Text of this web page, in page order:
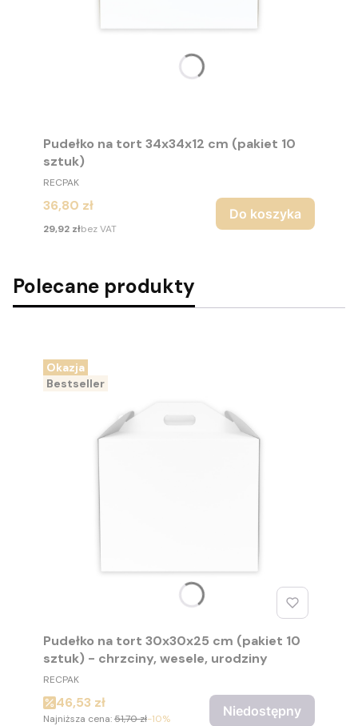
Pudełko na tort 34x34x12 cm (pakiet 10
sztuk)
PRODUCENT
RECPAK
Cena
36,80 zł
Cena
29,92 złbez VAT
Do koszyka
Polecane produkty
Okazja
Bestseller
Pudełko na tort 30x30x25 cm (pakiet 10
sztuk) - chrzciny, wesele, urodziny
PRODUCENT
RECPAK
Cena promocyjna
46,53 zł
Najniższa cena:51,70 zł-10%
Niedostępny